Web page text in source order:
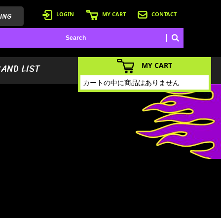
LOGIN MY CART CONTACT
LIST
MY CART
カートの中に商品はありません